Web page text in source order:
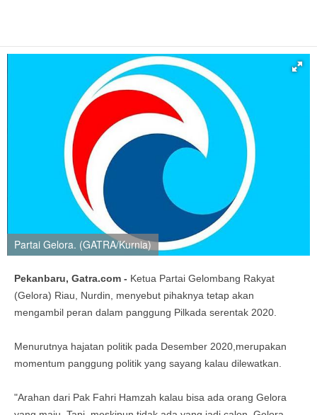
Partai Gelora. (GATRA/Kurnia)
Pekanbaru, Gatra.com - Ketua Partai Gelombang Rakyat
(Gelora) Riau, Nurdin, menyebut pihaknya tetap akan
mengambil peran dalam panggung Pilkada serentak 2020.
Menurutnya hajatan politik pada Desember 2020,merupakan
momentum panggung politik yang sayang kalau dilewatkan.
"Arahan dari Pak Fahri Hamzah kalau bisa ada orang Gelora